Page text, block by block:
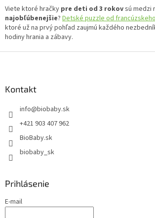
a
c
i
v
a
n
Viete ktoré hračky pre deti od 3 rokovsú medzi
najobľúbenejšie? Detské puzzle od
ktoré už na prvý pohľad zaujmú každého
hodiny hrania a zábavy.
Kontakt
info@biobaby.sk
+421 903 407 962
BioBaby.sk
biobaby_sk
Prihlásenie
E-mail